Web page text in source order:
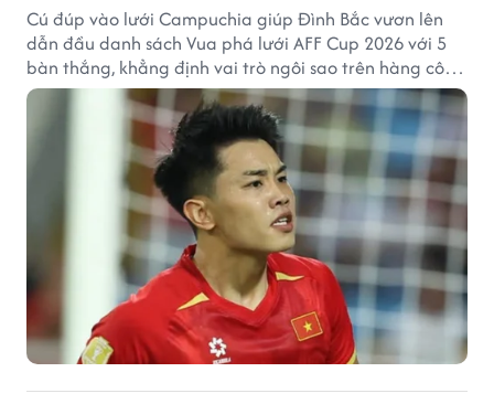
Cú đúp vào lưới Campuchia giúp Đình Bắc vươn lên
dẫn đầu danh sách Vua phá lưới AFF Cup 2026 với 5
bàn thắng, khẳng định vai trò ngôi sao trên hàng công
tuyển Việt Nam.